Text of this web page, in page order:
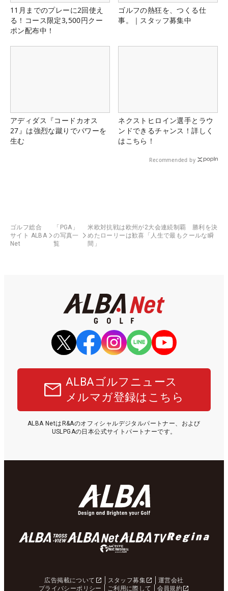
11月までのプレーに2回使え
る！コース限定3,500円クー
ポン配布中！
ゴルフの熱狂を、つくる仕
事。｜スタッフ募集中
アディダス『コードカオス
27』は強烈な蹴りでパワーを
生む
ネクストヒロイン選手とラウ
ンドできるチャンス！詳しく
はこちら！
Recommended by
ゴルフ総合
サイト ALBA
Net
「PGA」
の写真一
覧
米欧対抗戦は欧州が2大会連続制覇 勝利を決
めたローリーは歓喜「人生で最もクールな瞬
間」
ALBAゴルフニュース
メルマガ登録はこちら
ALBA NetはR&Aのオフィシャルデジタルパートナー、および
USLPGAの日本公式サイトパートナーです。
広告掲載について スタッフ募集
運営会社
プライバシーポリシー
ご利用に際して 会員規約